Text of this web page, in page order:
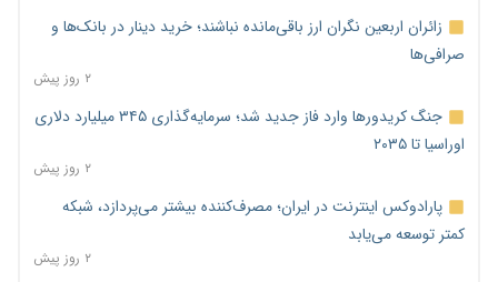
زائران اربعین نگران ارز باقی‌مانده نباشند؛ خرید دینار در بانک‌ها و
صرافی‌ها
۲ روز پیش
جنگ کریدورها وارد فاز جدید شد؛ سرمایه‌گذاری ۳۴۵ میلیارد دلاری
اوراسیا تا ۲۰۳۵
۲ روز پیش
پارادوکس اینترنت در ایران؛ مصرف‌کننده بیشتر می‌پردازد، شبکه
کمتر توسعه می‌یابد
۲ روز پیش